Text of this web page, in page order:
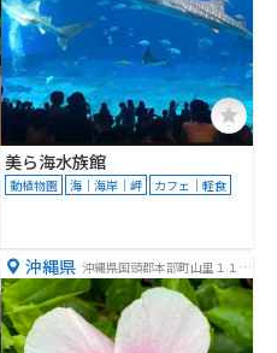
美ら海水族館
動植物園 海｜海岸｜岬 カフェ｜軽食
沖縄県 沖縄県国頭郡本部町山里１１５
３−２